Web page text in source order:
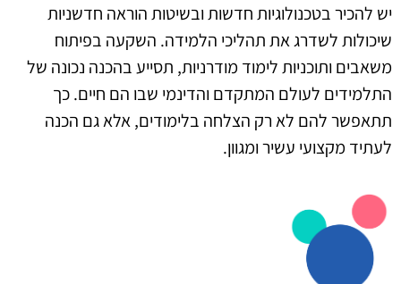
יש להכיר בטכנולוגיות חדשות ובשיטות הוראה חדשניות
שיכולות לשדרג את תהליכי הלמידה. השקעה בפיתוח
משאבים ותוכניות לימוד מודרניות, תסייע בהכנה נכונה של
התלמידים לעולם המתקדם והדינמי שבו הם חיים. כך
תתאפשר להם לא רק הצלחה בלימודים, אלא גם הכנה
לעתיד מקצועי עשיר ומגוון.